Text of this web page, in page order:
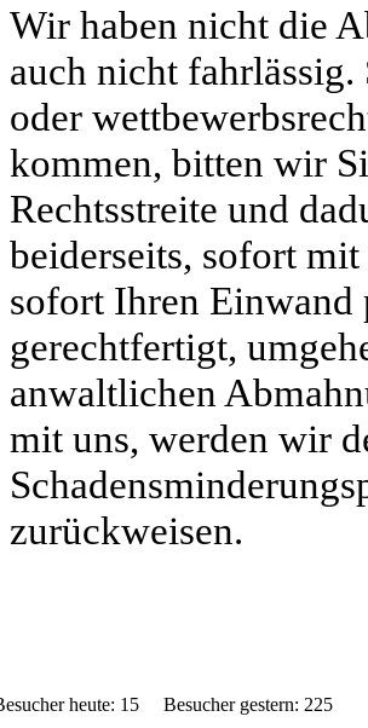
Wir haben nicht die
auch nicht
oder
kommen, bitten wir
Rechtsstreite und
beiderseits, sofort
sofort Ihren Einwand
gerechtfertigt,
anwaltlichen
mit uns, werden wir
zurückweisen.
heute: 15 Besucher gestern: